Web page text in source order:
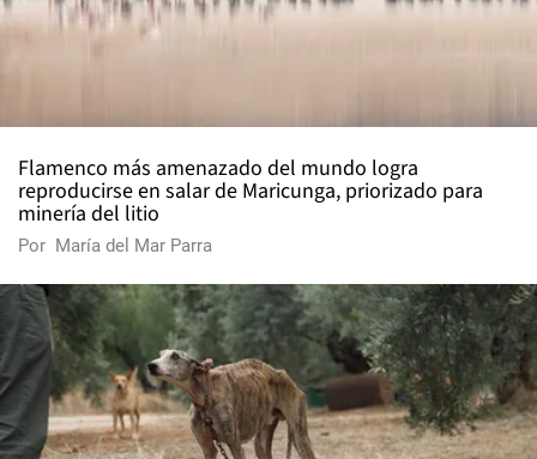
Flamenco más amenazado del mundo logra
reproducirse en salar de Maricunga, priorizado para
minería del litio
Por María del Mar Parra